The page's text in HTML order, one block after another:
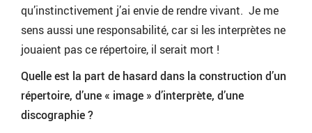
qu’instinctivement j’ai envie de rendre vivant. Je me
sens aussi une responsabilité, car si les interprètes ne
jouaient pas ce répertoire, il serait mort !
Quelle est la part de hasard dans la construction d’un
répertoire, d’une « image » d’interprète, d’une
discographie ?